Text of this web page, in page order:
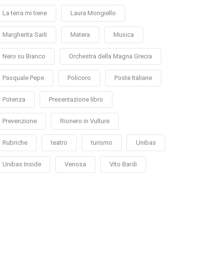
La terra mi tiene Laura Mongiello
Margherita Sarli Matera Musica
Nero su Bianco Orchestra della Magna Grecia
Pasquale Pepe Policoro Poste Italiane
Potenza Presentazione libro
Prevenzione Rionero in Vulture
Rubriche teatro turismo Unibas
Unibas Inside Venosa Vito Bardi